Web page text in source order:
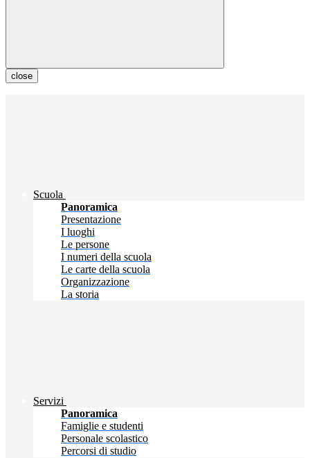
close
Scuola
Panoramica
Presentazione
I luoghi
Le persone
I numeri della scuola
Le carte della scuola
Organizzazione
La storia
Servizi
Panoramica
Famiglie e studenti
Personale scolastico
Percorsi di studio